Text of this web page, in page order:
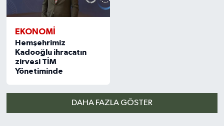
EKONOMI
Hemşehrimiz
Kadooğlu ihracatın
zirvesi TİM
Yönetiminde
DAHA FAZLA GÖSTER